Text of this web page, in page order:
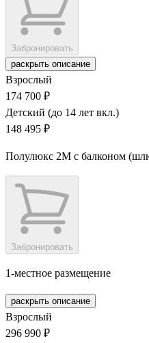
Забронировать
раскрыть описание
Взрослый
174 700 ₽
Детский (до 14 лет вкл.)
148 495 ₽
Полулюкс 2М с балконом
Забронировать
1-местное размещение
раскрыть описание
Взрослый
296 990 ₽